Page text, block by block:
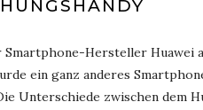
Smartphone-Hersteller Huawei
ein ganz anderes
Unterschiede zwischen dem